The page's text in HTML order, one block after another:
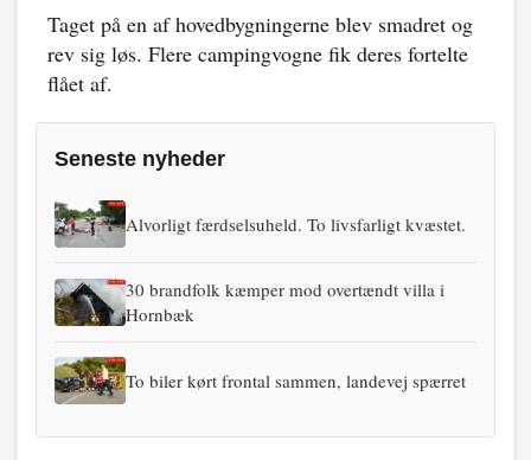
Taget på en af hovedbygningerne blev smadret og
rev sig løs. Flere campingvogne fik deres fortelte
flået af.
Seneste nyheder
Alvorligt færdselsuheld. To livsfarligt kvæstet.
30 brandfolk kæmper mod overtændt villa i
Hornbæk
To biler kørt frontal sammen, landevej spærret